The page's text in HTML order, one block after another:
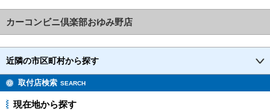
カーコンビニ倶楽部おゆみ野店
近隣の市区町村から探す
取付店検索 SEARCH
現在地から探す